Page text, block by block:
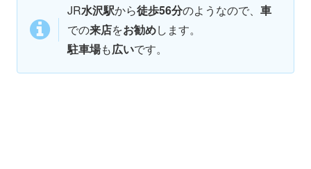
JR水沢駅から徒歩56分のようなので、 車
での来店をお勧めします。
駐車場も広いです。